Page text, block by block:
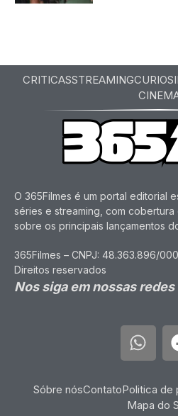
CRITICASSTREAMING
O 365Filmes é um portal editorial
séries e streaming, com cobertura
sobre os principais lançamentos
365Filmes – CNPJ: 48.363.896/
Direitos reservados
Nos siga em nossas
Sóbre nósContatoPolitica de
Mapa do